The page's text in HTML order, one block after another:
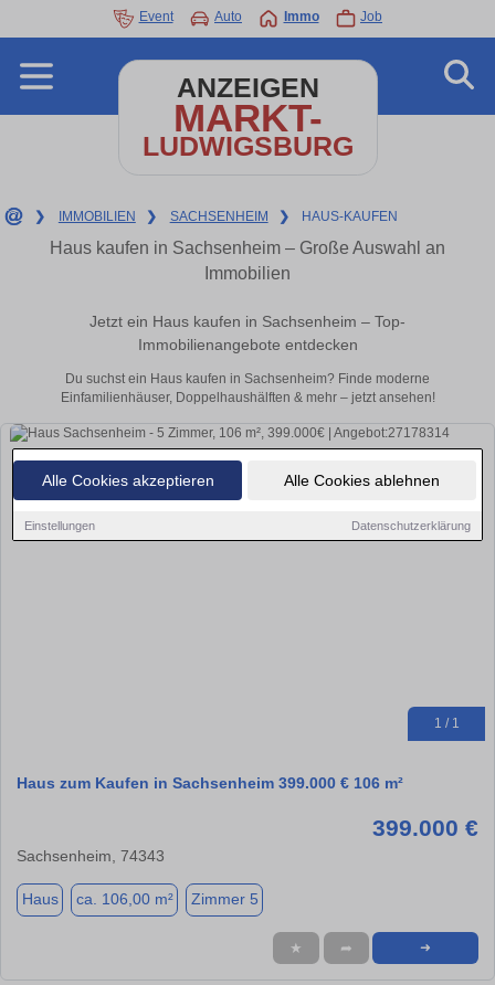
Alle Cookies akzeptieren Alle Cookies ablehnen
Einstellungen Datenschutzerklärung
Event Auto Immo Job
ANZEIGEN
MARKT-
LUDWIGSBURG
❯ IMMOBILIEN ❯ SACHSENHEIM ❯ HAUS-KAUFEN
Haus kaufen in Sachsenheim – Große Auswahl an
Immobilien
Jetzt ein Haus kaufen in Sachsenheim – Top-
Immobilienangebote entdecken
Du suchst ein Haus kaufen in Sachsenheim? Finde moderne
Einfamilienhäuser, Doppelhaushälften & mehr – jetzt ansehen!
1 / 1
Haus zum Kaufen in Sachsenheim 399.000 € 106 m²
399.000 €
Sachsenheim, 74343
Haus ca. 106,00 m² Zimmer 5
★ ➦ ➜